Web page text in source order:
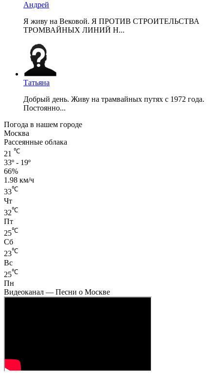
Андрей
Я живу на Вековой. Я ПРОТИВ СТРОИТЕЛЬСТВА
ТРОМВАЙНЫХ ЛИНИЙ Н...
Татьяна
Добрый день. Живу на трамвайных путях с 1972 года.
Постоянно...
Погода в нашем городе
Москва
Рассеянные облака
21 ℃
33º - 19º
66%
1.98 км/ч
33℃
Чт
32℃
Пт
25℃
Сб
23℃
Вс
25℃
Пн
Видеоканал — Песни о Москве